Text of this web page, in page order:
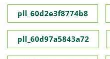
pll_60d2e3f8774b8
pll_60d97a5843a72